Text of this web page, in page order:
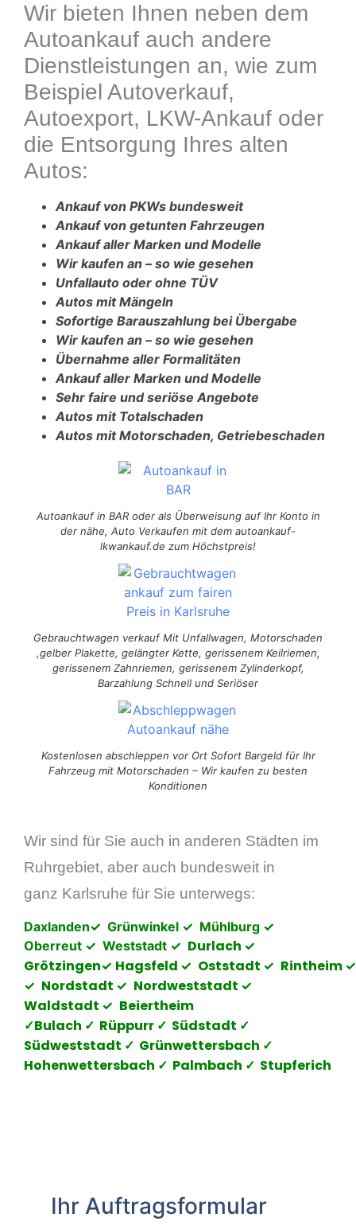
Wir bieten Ihnen neben dem
Autoankauf auch andere
Dienstleistungen an, wie zum
Beispiel Autoverkauf,
Autoexport, LKW-Ankauf oder
die Entsorgung Ihres alten
Autos:
Ankauf von PKWs bundesweit
Ankauf von getunten Fahrzeugen
Ankauf aller Marken und Modelle
Wir kaufen an – so wie gesehen
Unfallauto oder ohne TÜV
Autos mit Mängeln
Sofortige Barauszahlung bei Übergabe
Wir kaufen an – so wie gesehen
Übernahme aller Formalitäten
Ankauf aller Marken und Modelle
Sehr faire und seriöse Angebote
Autos mit Totalschaden
Autos mit Motorschaden, Getriebeschaden
Autoankauf in BAR oder als Überweisung auf Ihr Konto in
der nähe, Auto Verkaufen mit dem autoankauf-
lkwankauf.de zum Höchstpreis!
Gebrauchtwagen verkauf Mit Unfallwagen, Motorschaden
,gelber Plakette, gelängter Kette, gerissenem Keilriemen,
gerissenem Zahnriemen, gerissenem Zylinderkopf,
Barzahlung Schnell und Seriöser
Kostenlosen abschleppen vor Ort Sofort Bargeld für Ihr
Fahrzeug mit Motorschaden – Wir kaufen zu besten
Konditionen
Wir sind für Sie auch in anderen Städten im
Ruhrgebiet, aber auch bundesweit in
ganz Karlsruhe für Sie unterwegs:
Daxlanden✓ Grünwinkel ✓ Mühlburg ✓
Oberreut ✓ Weststadt ✓ Durlach ✓
Grötzingen✓ Hagsfeld ✓ Oststadt ✓ Rintheim
✓ Nordstadt ✓ Nordweststadt ✓
Waldstadt ✓ Beiertheim
✓Bulach ✓ Rüppurr ✓ Südstadt ✓
Südweststadt ✓ Grünwettersbach ✓
Hohenwettersbach ✓ Palmbach ✓ Stupferich
Ihr Auftragsformular